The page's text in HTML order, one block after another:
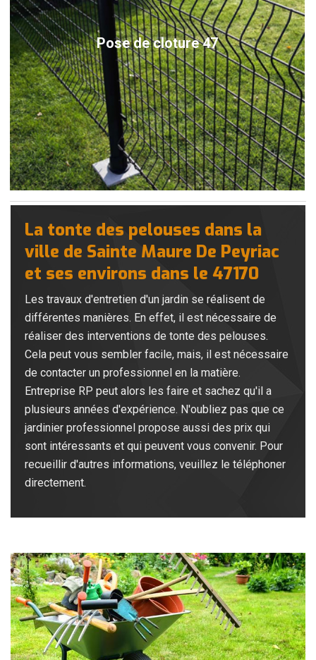
Pose de cloture 47
La tonte des pelouses dans la
ville de Sainte Maure De Peyriac
et ses environs dans le 47170
Les travaux d'entretien d'un jardin se réalisent de
différentes manières. En effet, il est nécessaire de
réaliser des interventions de tonte des pelouses.
Cela peut vous sembler facile, mais, il est nécessaire
de contacter un professionnel en la matière.
Entreprise RP peut alors les faire et sachez qu'il a
plusieurs années d'expérience. N'oubliez pas que ce
jardinier professionnel propose aussi des prix qui
sont intéressants et qui peuvent vous convenir. Pour
recueillir d'autres informations, veuillez le téléphoner
directement.